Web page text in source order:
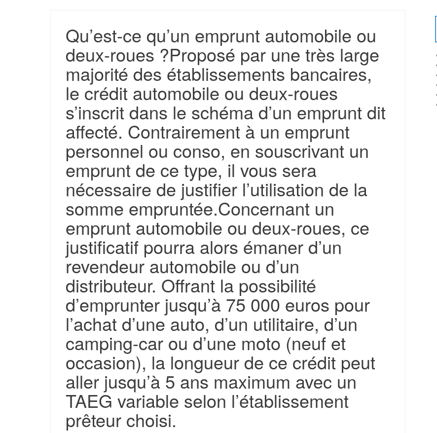
Qu’est-ce qu’un emprunt automobile ou
deux-roues ?Proposé par une très large
majorité des établissements bancaires,
le crédit automobile ou deux-roues
s’inscrit dans le schéma d’un emprunt dit
affecté. Contrairement à un emprunt
personnel ou conso, en souscrivant un
emprunt de ce type, il vous sera
nécessaire de justifier l’utilisation de la
somme empruntée.Concernant un
emprunt automobile ou deux-roues, ce
justificatif pourra alors émaner d’un
revendeur automobile ou d’un
distributeur. Offrant la possibilité
d’emprunter jusqu’à 75 000 euros pour
l’achat d’une auto, d’un utilitaire, d’un
camping-car ou d’une moto (neuf et
occasion), la longueur de ce crédit peut
aller jusqu’à 5 ans maximum avec un
TAEG variable selon l’établissement
prêteur choisi.